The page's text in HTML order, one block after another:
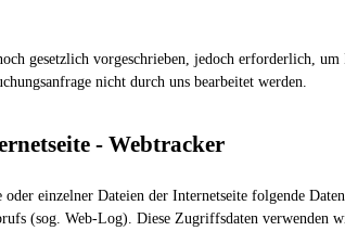
gesetzlich vorgeschrieben, jedoch erforderlich,
nicht durch uns bearbeitet werden.
- Webtracker
einzelner Dateien der Internetseite folgende
(sog. Web-Log). Diese Zugriffsdaten verwenden